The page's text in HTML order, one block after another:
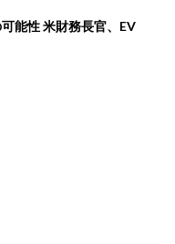
能性 米財務長官、EV